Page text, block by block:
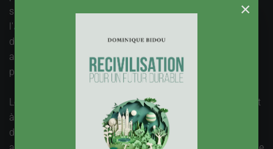
siècle est confrontée. L’autre réponse est la loi du plus fort,
l'apartheid
d'exploiter sans vergogne les ressources qui demeurent
accessibles, en se protégeant des plus pauvres. Ce n'est
pas le développement durable.
Le spectacle politique auquel nous assistons en France est
à ce titre consternant. Il est présenté comme normal que
deux projets de société s'affrontent, qu’un choix clair soit
×